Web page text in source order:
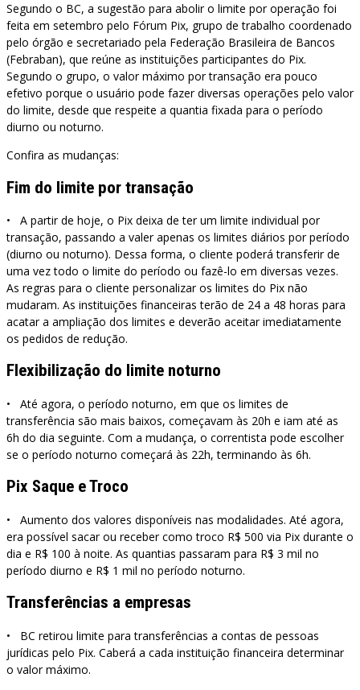
Segundo o BC, a sugestão para abolir o limite por operação foi
feita em setembro pelo Fórum Pix, grupo de trabalho coordenado
pelo órgão e secretariado pela Federação Brasileira de Bancos
(Febraban), que reúne as instituições participantes do Pix.
Segundo o grupo, o valor máximo por transação era pouco
efetivo porque o usuário pode fazer diversas operações pelo valor
do limite, desde que respeite a quantia fixada para o período
diurno ou noturno.
Confira as mudanças:
Fim do limite por transação
• A partir de hoje, o Pix deixa de ter um limite individual por
transação, passando a valer apenas os limites diários por período
(diurno ou noturno). Dessa forma, o cliente poderá transferir de
uma vez todo o limite do período ou fazê-lo em diversas vezes.
As regras para o cliente personalizar os limites do Pix não
mudaram. As instituições financeiras terão de 24 a 48 horas para
acatar a ampliação dos limites e deverão aceitar imediatamente
os pedidos de redução.
Flexibilização do limite noturno
• Até agora, o período noturno, em que os limites de
transferência são mais baixos, começavam às 20h e iam até as
6h do dia seguinte. Com a mudança, o correntista pode escolher
se o período noturno começará às 22h, terminando às 6h.
Pix Saque e Troco
• Aumento dos valores disponíveis nas modalidades. Até agora,
era possível sacar ou receber como troco R$ 500 via Pix durante o
dia e R$ 100 à noite. As quantias passaram para R$ 3 mil no
período diurno e R$ 1 mil no período noturno.
Transferências a empresas
• BC retirou limite para transferências a contas de pessoas
jurídicas pelo Pix. Caberá a cada instituição financeira determinar
o valor máximo.